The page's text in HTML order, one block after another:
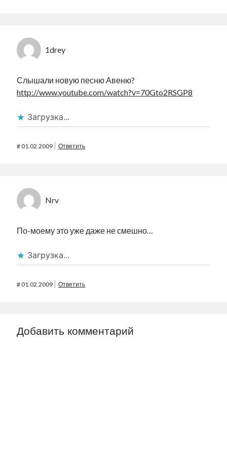
1drey
Слышали новую песню Авеню?
http://www.youtube.com/watch?v=70Gto2RSGP8
Загрузка...
#01.02.2009 Ответить
Nrv
По-моему это уже даже не смешно…
Загрузка...
#01.02.2009 Ответить
Добавить комментарий